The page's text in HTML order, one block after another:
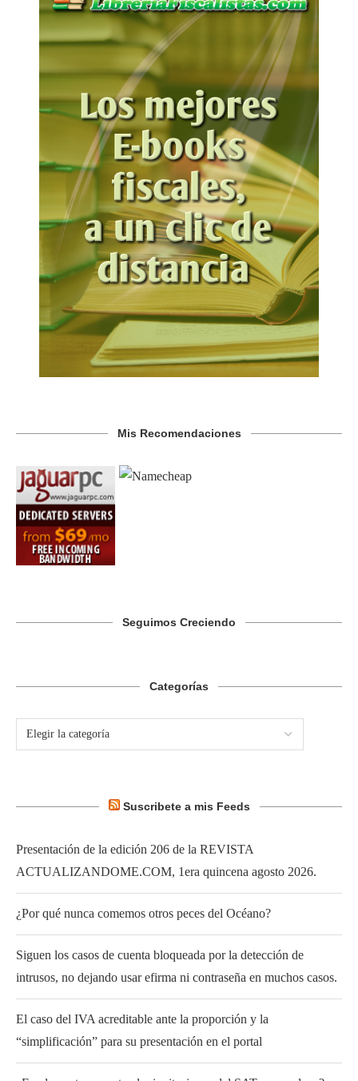
Mis Recomendaciones
Seguimos Creciendo
Categorías
Suscribete a mis Feeds
Presentación de la edición 206 de la REVISTA
ACTUALIZANDOME.COM, 1era quincena agosto 2026.
¿Por qué nunca comemos otros peces del Océano?
Siguen los casos de cuenta bloqueada por la detección de
intrusos, no dejando usar efirma ni contraseña en muchos casos.
El caso del IVA acreditable ante la proporción y la
“simplificación” para su presentación en el portal